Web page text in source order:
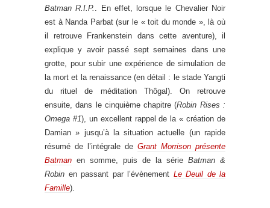
Batman R.I.P. . En effet, lorsque le Chevalier Noir
est à Nanda Parbat (sur le « toit du monde », là où
il retrouve Frankenstein dans cette aventure), il
explique y avoir passé sept semaines dans une
grotte, pour subir une expérience de simulation de
la mort et la renaissance (en détail : le stade Yangti
du rituel de méditation Thôgal). On retrouve
ensuite, dans le cinquième chapitre (Robin Rises :
Omega #1), un excellent rappel de la « création de
Damian » jusqu’à la situation actuelle (un rapide
résumé de l’intégrale de Grant Morrison présente
Batman en somme, puis de la série Batman &
Robin en passant par l’évènement Le Deuil de la
Famille).